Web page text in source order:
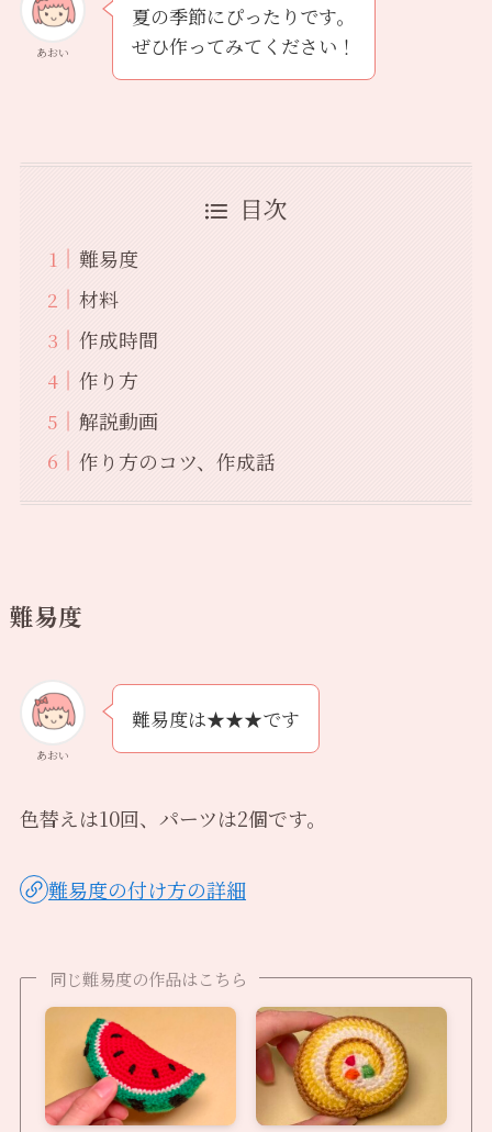
あおい
夏の季節にぴったりです。
ぜひ作ってみてください！
目次
難易度
材料
作成時間
作り方
解説動画
作り方のコツ、作成話
難易度
あおい
難易度は★★★です
色替えは10回、パーツは2個です。
難易度の付け方の詳細
同じ難易度の作品はこちら